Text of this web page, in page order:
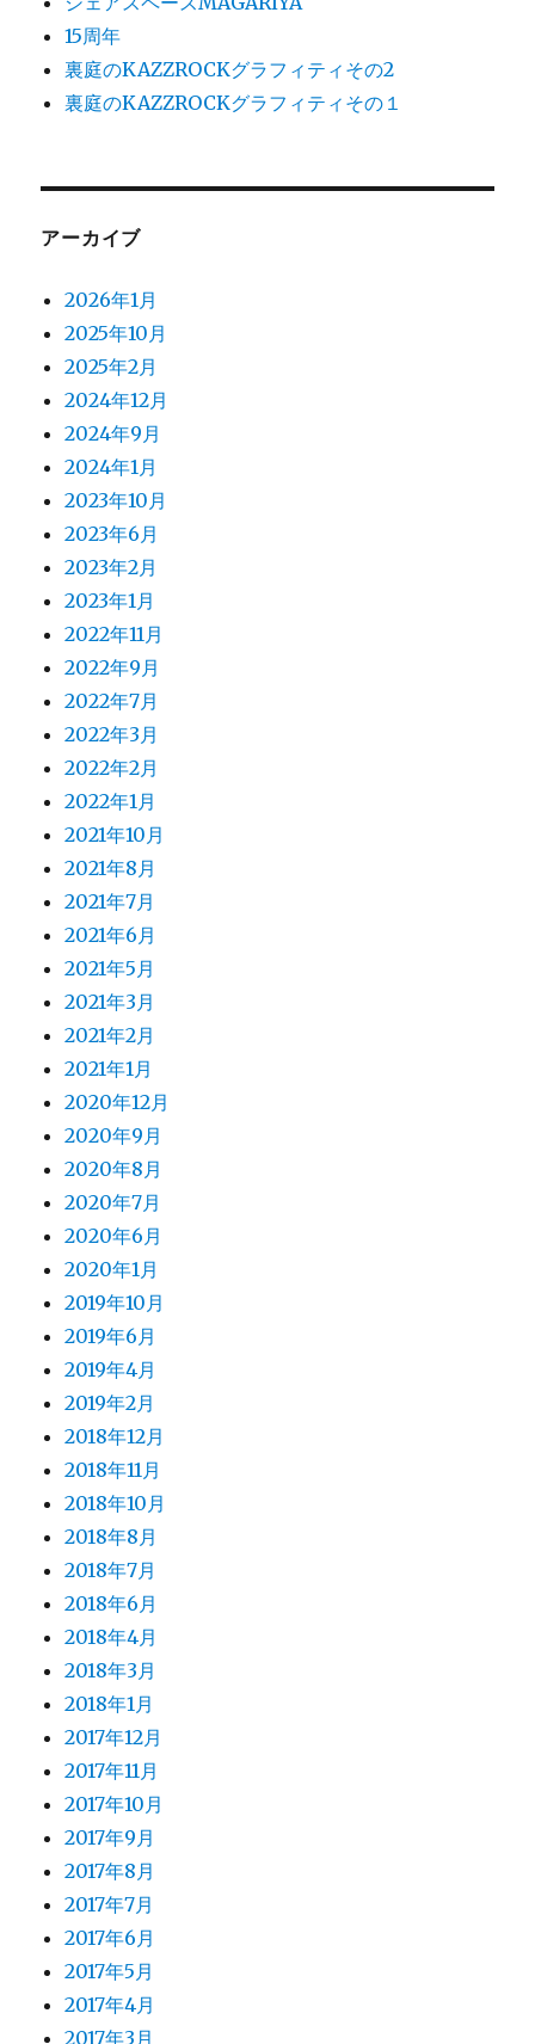
15周年
裏庭のKAZZROCKグラフィティその2
裏庭のKAZZROCKグラフィティその１
アーカイブ
2026年1月
2025年10月
2025年2月
2024年12月
2024年9月
2024年1月
2023年10月
2023年6月
2023年2月
2023年1月
2022年11月
2022年9月
2022年7月
2022年3月
2022年2月
2022年1月
2021年10月
2021年8月
2021年7月
2021年6月
2021年5月
2021年3月
2021年2月
2021年1月
2020年12月
2020年9月
2020年8月
2020年7月
2020年6月
2020年1月
2019年10月
2019年6月
2019年4月
2019年2月
2018年12月
2018年11月
2018年10月
2018年8月
2018年7月
2018年6月
2018年4月
2018年3月
2018年1月
2017年12月
2017年11月
2017年10月
2017年9月
2017年8月
2017年7月
2017年6月
2017年5月
2017年4月
2017年3月